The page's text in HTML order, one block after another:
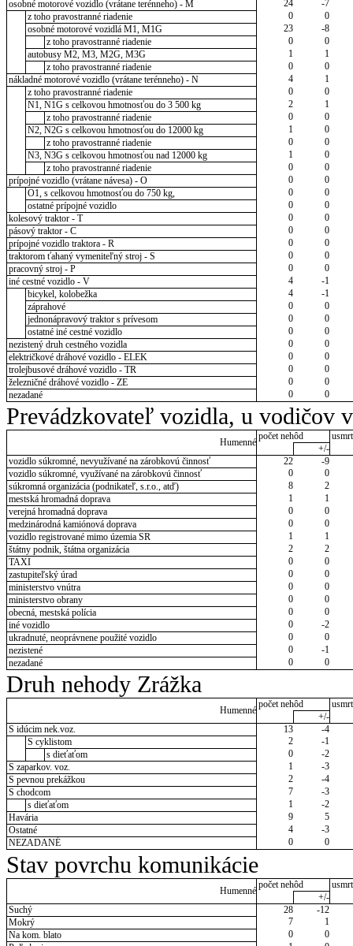
osobné motorové vozidlo (vrátane terénneho) - M
24
-7
z toho pravostranné riadenie
0
0
osobné motorové vozidlá M1, M1G
23
-8
z toho pravostranné riadenie
0
0
autobusy M2, M3, M2G, M3G
1
1
z toho pravostranné riadenie
0
0
nákladné motorové vozidlo (vrátane terénneho) - N
4
1
z toho pravostranné riadenie
0
0
N1, N1G s celkovou hmotnosťou do 3 500 kg
2
1
z toho pravostranné riadenie
0
0
N2, N2G s celkovou hmotnosťou do 12000 kg
1
0
z toho pravostranné riadenie
0
0
N3, N3G s celkovou hmotnosťou nad 12000 kg
1
0
z toho pravostranné riadenie
0
0
prípojné vozidlo (vrátane návesa) - O
0
0
O1, s celkovou hmotnosťou do 750 kg,
0
0
ostatné prípojné vozidlo
0
0
kolesový traktor - T
0
0
pásový traktor - C
0
0
prípojné vozidlo traktora - R
0
0
traktorom ťahaný vymeniteľný stroj - S
0
0
pracovný stroj - P
0
0
iné cestné vozidlo - V
4
-1
bicykel, kolobežka
4
-1
záprahové
0
0
jednonápravový traktor s prívesom
0
0
ostatné iné cestné vozidlo
0
0
nezistený druh cestného vozidla
0
0
električkové dráhové vozidlo - ELEK
0
0
trolejbusové dráhové vozidlo - TR
0
0
železničné dráhové vozidlo - ZE
0
0
nezadané
0 0
Prevádzkovateľ vozidla, u vodičov
Humenné
počet nehôd
+/-
vozidlo súkromné, nevyužívané na zárobkovú činnosť
22
-9
vozidlo súkromné, využívané na zárobkovú činnosť
0
0
súkromná organizácia (podnikateľ, s.r.o., atď)
8
2
mestská hromadná doprava
1
1
verejná hromadná doprava
0
0
medzinárodná kamiónová doprava
0
0
vozidlo registrované mimo územia SR
1
1
štátny podnik, štátna organizácia
2
2
TAXI
0
0
zastupiteľský úrad
0
0
ministerstvo vnútra
0
0
ministerstvo obrany
0
0
obecná, mestská polícia
0
0
iné vozidlo
0
-2
ukradnuté, neoprávnene použité vozidlo
0
0
nezistené
0
-1
nezadané
0 0
Druh nehody Zrážka
Humenné
počet nehôd
+/-
S idúcim nek.voz.
13
-4
S cyklistom
2
-1
s dieťaťom
0
-2
S zaparkov. voz.
1
-3
S pevnou prekážkou
2
-4
S chodcom
7
-3
s dieťaťom
1
-2
Havária
9
5
Ostatné
4
-3
NEZADANÉ
0 0
Stav povrchu komunikácie
Humenné
počet nehôd
+/-
Suchý
28
-12
Mokrý
7
1
Na kom. blato
0
0